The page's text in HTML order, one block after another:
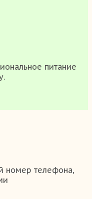
питание
номер телефона,